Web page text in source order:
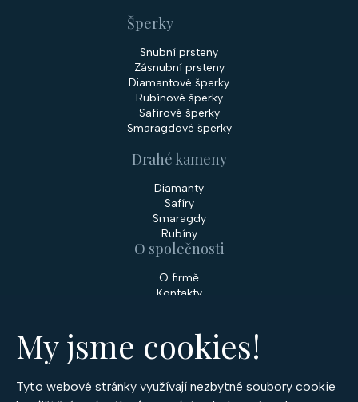
My jsme cookies!
Tyto webové stránky využívají nezbytné soubory cookie
Šperky
Snubní prsteny
Zásnubní prsteny
Diamantové šperky
Rubínové šperky
Safírové šperky
Smaragdové šperky
Drahé kameny
Diamanty
Safíry
Smaragdy
Rubíny
O společnosti
O firmě
Kontakty
Služby
Zakázková výroba šperků
Nakupování